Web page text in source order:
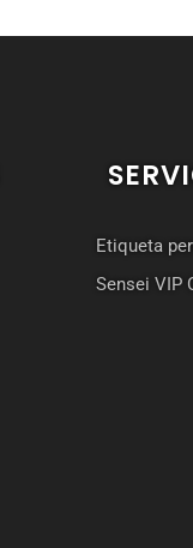
Etiqueta
Sensei VIP